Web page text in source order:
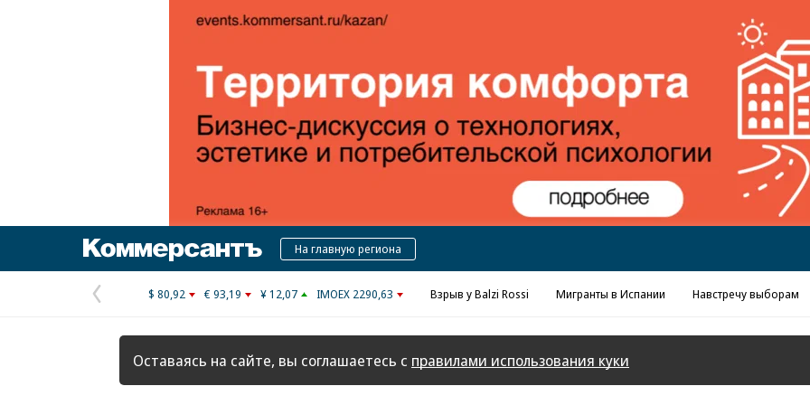
Реклама в «Ъ» www.kommersant.ru/ad
КоммерсантъНа главную региона
Предыдущая
страница
$ 80,92 € 93,19 ¥ 12,07 IMOEX 2290,63 Взрыв у Balzi Rossi Мигранты в Испании Навстречу выборам
Оставаясь на сайте, вы соглашаетесь с правилами использования куки